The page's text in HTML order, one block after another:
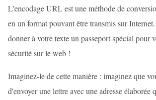
L'encodage URL est une méthode de
en un format pouvant être transmis sur
donner à votre texte un passeport spécial pour
sécurité sur le web !
Imaginez-le de cette manière : imaginez que
d'envoyer une lettre avec une adresse élaborée